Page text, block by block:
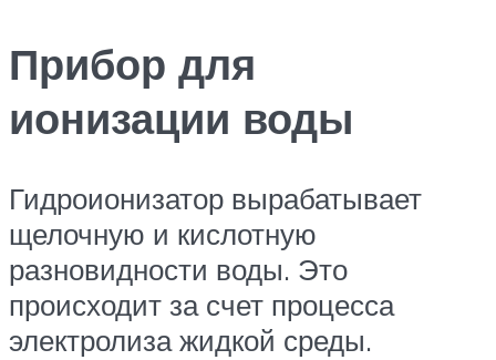
Прибор для
ионизации воды
Гидроионизатор вырабатывает
щелочную и кислотную
разновидности воды. Это
происходит за счет процесса
электролиза жидкой среды.